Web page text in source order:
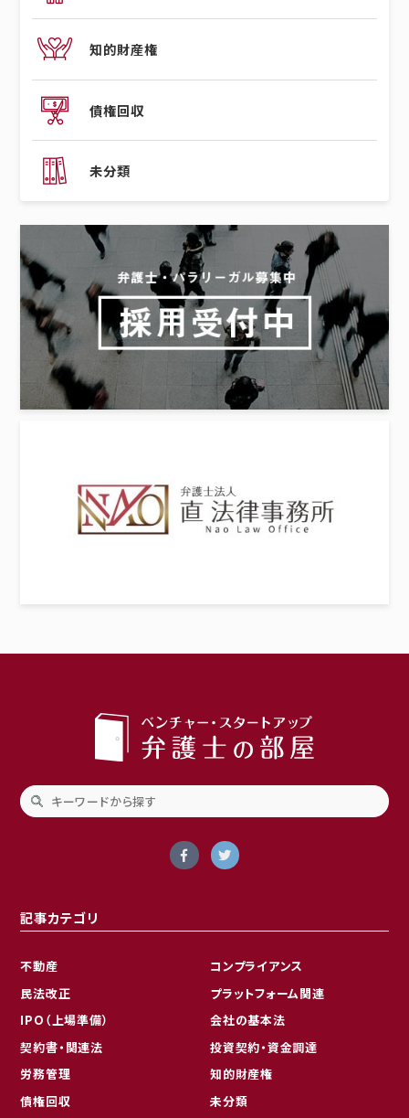
知的財産権
債権回収
未分類
記事カテゴリ
不動産
コンプライアンス
民法改正
プラットフォーム関連
IPO（上場準備）
会社の基本法
契約書・関連法
投資契約・資金調達
労務管理
知的財産権
債権回収
未分類